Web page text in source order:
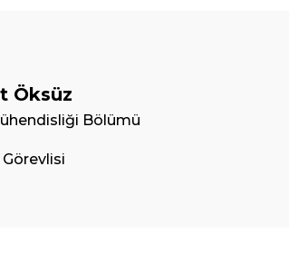
Öksüz
Bölümü